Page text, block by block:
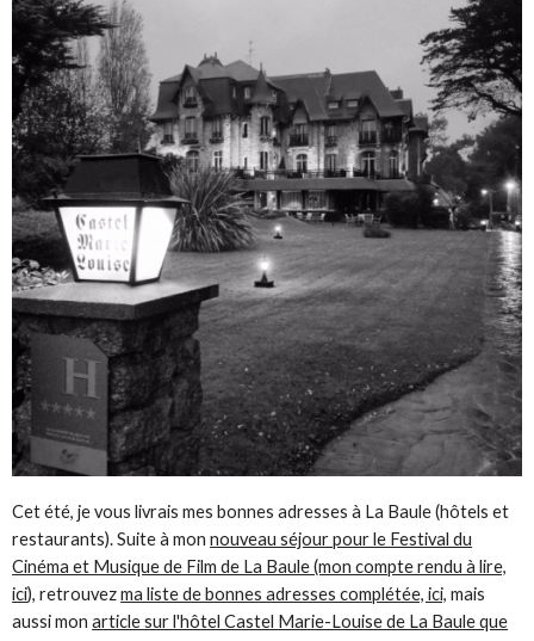
Cet été, je vous livrais mes bonnes adresses à La Baule (hôtels et
restaurants). Suite à monnouveau séjour pour le Festival du
Cinéma et Musique de Film de La Baule (mon compte rendu à lire,
ici), retrouvezma liste de bonnes adresses complétée, ici, mais
aussi monarticle sur l'hôtel Castel Marie-Louise de La Baule que